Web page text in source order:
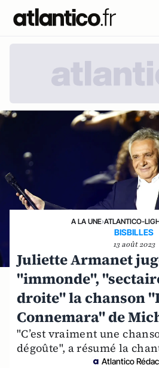
A LA UNE›ATLANTICO-
BISBILLES
13 août 2023
Juliette Armanet
"immonde",
droite" la chanson
Connemara" de
"C’est vraiment une
dégoûte", a résumé la
Atlantico